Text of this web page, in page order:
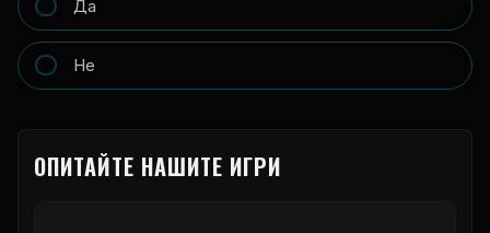
Да
Не
ОПИТАЙТЕ НАШИТЕ ИГРИ